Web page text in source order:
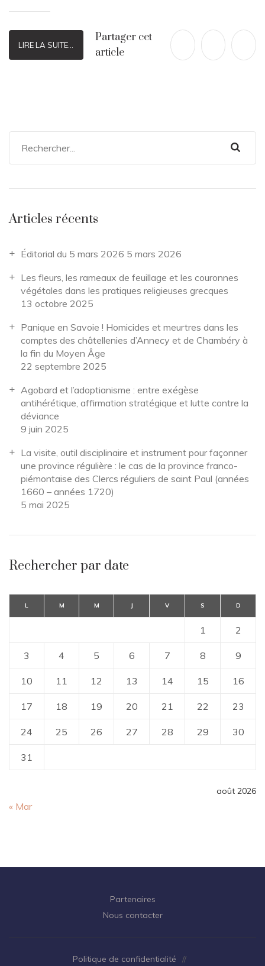
LIRE LA SUITE...
Partager cet
article
Articles récents
Éditorial du 5 mars 2026 5 mars 2026
Les fleurs, les rameaux de feuillage et les couronnes
végétales dans les pratiques religieuses grecques
13 octobre 2025
Panique en Savoie ! Homicides et meurtres dans les
comptes des châtellenies d’Annecy et de Chambéry à
la fin du Moyen Âge
22 septembre 2025
Agobard et l’adoptianisme : entre exégèse
antihérétique, affirmation stratégique et lutte contre la
déviance
9 juin 2025
La visite, outil disciplinaire et instrument pour façonner
une province régulière : le cas de la province franco-
piémontaise des Clercs réguliers de saint Paul (années
1660 – années 1720)
5 mai 2025
Rechercher par date
août 2026
L M M J V S D
1 2
3 4 5 6 7 8 9
10 11 12 13 14 15 16
17 18 19 20 21 22 23
24 25 26 27 28 29 30
31
« Mar
Partenaires
Nous contacter
Politique de confidentialité //